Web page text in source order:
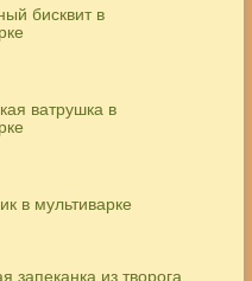
бисквит в
ватрушка в
в мультиварке
запеканка из творога